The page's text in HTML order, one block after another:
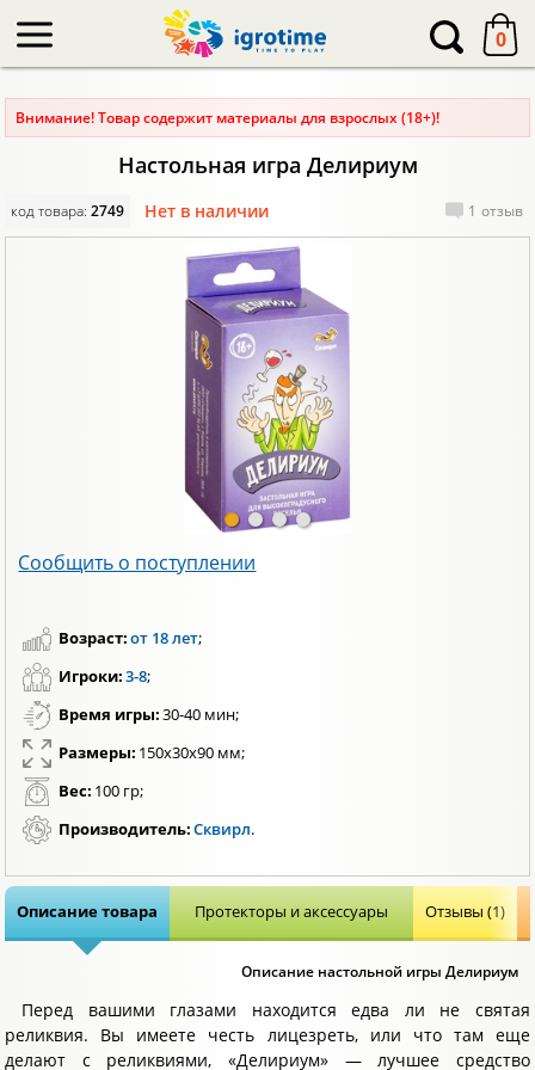
0
Внимание! Товар содержит материалы для взрослых (18+)!
Настольная игра Делириум
код товара:2749 Нет в наличии 1 отзыв
Сообщить о поступлении
Возраст:от 18 лет;
Игроки:3-8;
Время игры:30-40 мин;
Размеры: 150x30x90 мм;
Вес: 100 гр;
Производитель:Сквирл.
Описание товара Протекторы и аксессуары Отзывы (1)
Описание настольной игры Делириум
Перед вашими глазами находится едва ли не святая
реликвия. Вы имеете честь лицезреть, или что там еще
делают с реликвиями, «Делириум» — лучшее средство